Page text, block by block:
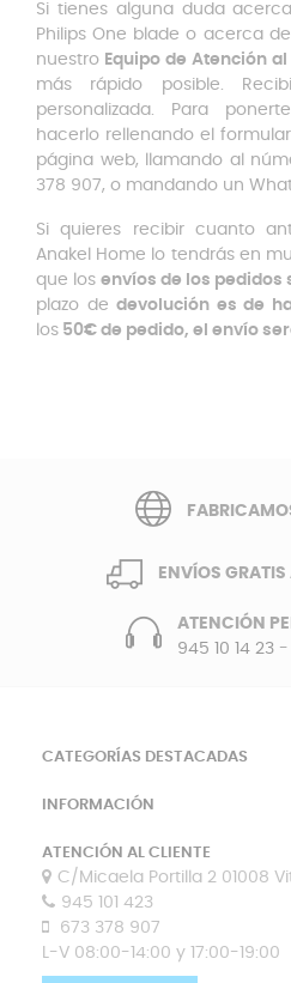
Si tienes alguna duda
Philips One blade o acerca
nuestro Equipo de Atención
más rápido posible.
personalizada. Para
hacerlo rellenando el
página web, llamando al
378 907, o mandando un
Si quieres recibir cuanto
Anakel Home lo tendrás en
que los envíos de los pedidos
plazo de devolución es de
los 50€ de pedido, el envío
ENVÍOS
ATENCIÓN
945 10 14 23-
CATEGORÍAS DESTACADAS
INFORMACIÓN
ATENCIÓN AL CLIENTE
C/Micaela Portilla 2 01008
945 101 423
673 378 907
L-V 08:00-14:00 y 17:00-19:00